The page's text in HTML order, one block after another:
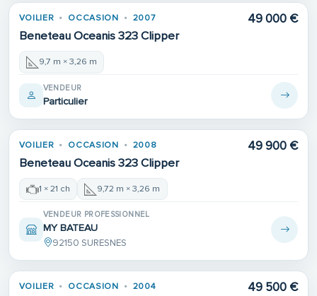
VOILIER OCCASION 2007
Beneteau Oceanis 323 Clipper
49 000 €
9,7 m × 3,26 m
VENDEUR
Particulier
VOILIER OCCASION 2008
Beneteau Oceanis 323 Clipper
49 900 €
1 × 21 ch 9,72 m × 3,26 m
VENDEUR PROFESSIONNEL
MY BATEAU
92150 SURESNES
VOILIER OCCASION 2004 49 500 €